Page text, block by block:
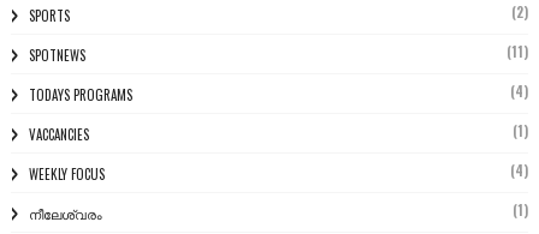
SPORTS (2)
SPOTNEWS (11)
TODAYS PROGRAMS (4)
VACCANCIES (1)
WEEKLY FOCUS (4)
നീലേശ്വരം (1)